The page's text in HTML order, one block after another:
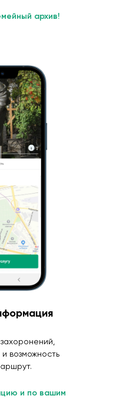
архив!
возможность
и по вашим